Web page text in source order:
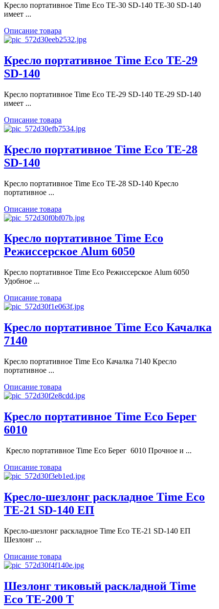
Кресло портативное Time Eco TE-30 SD-140 TE-30 SD-140
имеет ...
Описание товара
Кресло портативное Time Eco TE-29
SD-140
Кресло портативное Time Eco TE-29 SD-140 TE-29 SD-140
имеет ...
Описание товара
Кресло портативное Time Eco TE-28
SD-140
Кресло портативное Time Eco TE-28 SD-140 Кресло
портативное ...
Описание товара
Кресло портативное Time Eco
Режиссерское Alum 6050
Кресло портативное Time Eco Режиссерское Alum 6050
Удобное ...
Описание товара
Кресло портативное Time Eco Качалка
7140
Кресло портативное Time Eco Качалка 7140 Кресло
портативное ...
Описание товара
Кресло портативное Time Eco Берег
6010
Кресло портативное Time Eco Берег 6010 Прочное и ...
Описание товара
Кресло-шезлонг раскладное Time Eco
ТЕ-21 SD-140 ЕП
Кресло-шезлонг раскладное Time Eco ТЕ-21 SD-140 ЕП
Шезлонг ...
Описание товара
Шезлонг тиковый раскладной Time
Eco ТЕ-200 Т